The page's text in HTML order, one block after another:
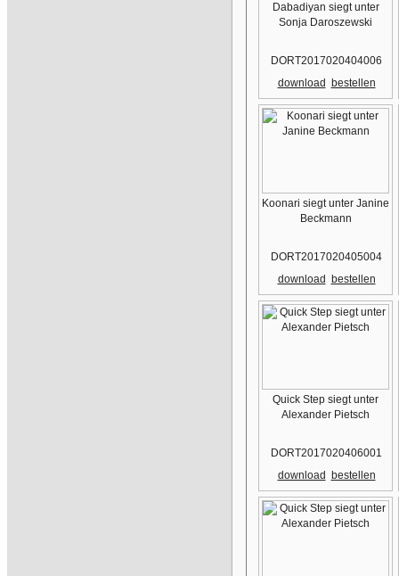
Dabadiyan siegt unter
Sonja Daroszewski
DORT2017020404006
download
bestellen
Koonari siegt unter Janine
Beckmann
DORT2017020405004
download
bestellen
Quick Step siegt unter
Alexander Pietsch
DORT2017020406001
download
bestellen